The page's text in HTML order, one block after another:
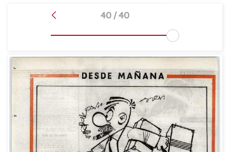
40 / 40